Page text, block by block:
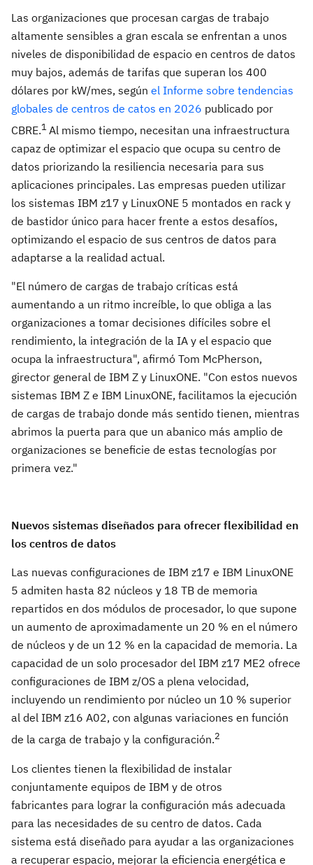
Las organizaciones que procesan cargas de trabajo
altamente sensibles a gran escala se enfrentan a unos
niveles de disponibilidad de espacio en centros de datos
muy bajos, además de tarifas que superan los 400
dólares por kW/mes, según el Informe sobre tendencias
globales de centros de catos en 2026 publicado por
CBRE.1Al mismo tiempo, necesitan una infraestructura
capaz de optimizar el espacio que ocupa su centro de
datos priorizando la resiliencia necesaria para sus
aplicaciones principales. Las empresas pueden utilizar
los sistemas IBM z17 y LinuxONE 5 montados en rack y
de bastidor único para hacer frente a estos desafíos,
optimizando el espacio de sus centros de datos para
adaptarse a la realidad actual.
"El número de cargas de trabajo críticas está
aumentando a un ritmo increíble, lo que obliga a las
organizaciones a tomar decisiones difíciles sobre el
rendimiento, la integración de la IA y el espacio que
ocupa la infraestructura", afirmó Tom McPherson,
girector general de IBM Z y LinuxONE. "Con estos nuevos
sistemas IBM Z e IBM LinuxONE, facilitamos la ejecución
de cargas de trabajo donde más sentido tienen, mientras
abrimos la puerta para que un abanico más amplio de
organizaciones se beneficie de estas tecnologías por
primera vez."
Nuevos sistemas diseñados para ofrecer flexibilidad en
los centros de datos
Las nuevas configuraciones de IBM z17 e IBM LinuxONE
5 admiten hasta 82 núcleos y 18 TB de memoria
repartidos en dos módulos de procesador, lo que supone
un aumento de aproximadamente un 20 % en el número
de núcleos y de un 12 % en la capacidad de memoria. La
capacidad de un solo procesador del IBM z17 ME2 ofrece
configuraciones de IBM z/OS a plena velocidad,
incluyendo un rendimiento por núcleo un 10 % superior
al del IBM z16 A02, con algunas variaciones en función
de la carga de trabajo y la configuración.2
Los clientes tienen la flexibilidad de instalar
conjuntamente equipos de IBM y de otros
fabricantes para lograr la configuración más adecuada
para las necesidades de su centro de datos. Cada
sistema está diseñado para ayudar a las organizaciones
a recuperar espacio, mejorar la eficiencia energética e